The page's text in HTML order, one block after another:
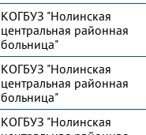
КОГБУЗ "Нолинская
центральная районная
больница"
КОГБУЗ "Нолинская
центральная районная
больница"
КОГБУЗ "Нолинская